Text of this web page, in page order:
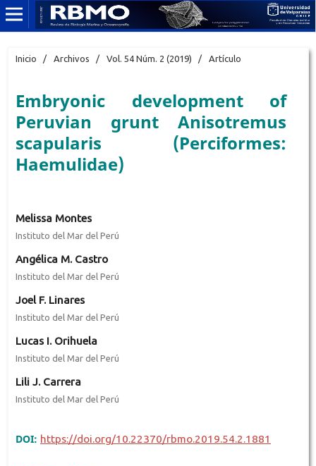
Inicio / Archivos / Vol. 54 Núm. 2 (2019) / Artículo
Embryonic development of
Peruvian grunt Anisotremus
scapularis (Perciformes:
Haemulidae)
Melissa Montes
Instituto del Mar del Perú
Angélica M. Castro
Instituto del Mar del Perú
Joel F. Linares
Instituto del Mar del Perú
Lucas I. Orihuela
Instituto del Mar del Perú
Lili J. Carrera
Instituto del Mar del Perú
DOI: https://doi.org/10.22370/rbmo.2019.54.2.1881